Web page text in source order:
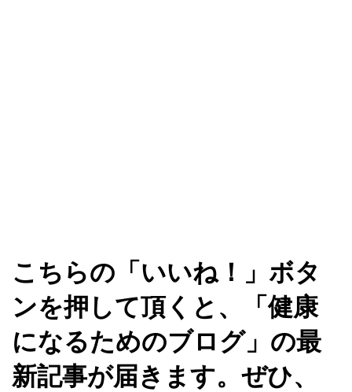
こちらの「いいね！」ボタ
ンを押して頂くと、「健康
になるためのブログ」の最
新記事が届きます。ぜひ、